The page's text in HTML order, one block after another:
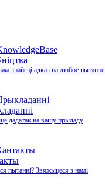
знайсці адказ на любое пытанне
дадатак на вашу прыладу
пытанні? Звяжыцеся з намі